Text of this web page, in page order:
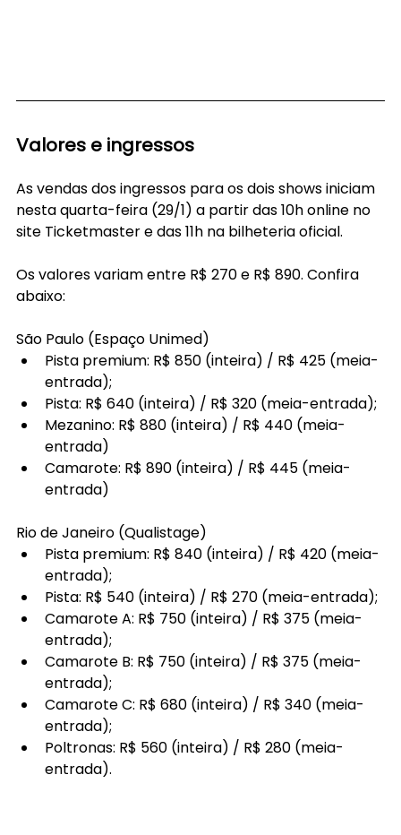
Valores e ingressos
As vendas dos ingressos para os dois shows iniciam
nesta quarta-feira (29/1) a partir das 10h online no
site Ticketmaster e das 11h na bilheteria oficial.
Os valores variam entre R$ 270 e R$ 890. Confira
abaixo:
São Paulo (Espaço Unimed)
Pista premium: R$ 850 (inteira) / R$ 425 (meia-
entrada);
Pista: R$ 640 (inteira) / R$ 320 (meia-entrada);
Mezanino: R$ 880 (inteira) / R$ 440 (meia-
entrada)
Camarote: R$ 890 (inteira) / R$ 445 (meia-
entrada)
Rio de Janeiro (Qualistage)
Pista premium: R$ 840 (inteira) / R$ 420 (meia-
entrada);
Pista: R$ 540 (inteira) / R$ 270 (meia-entrada);
Camarote A: R$ 750 (inteira) / R$ 375 (meia-
entrada);
Camarote B: R$ 750 (inteira) / R$ 375 (meia-
entrada);
Camarote C: R$ 680 (inteira) / R$ 340 (meia-
entrada);
Poltronas: R$ 560 (inteira) / R$ 280 (meia-
entrada).